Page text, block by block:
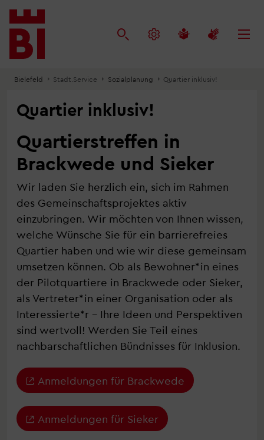
Inhalt
anspringen
Menü
anspringen
Suche
anspringen
Bielefeld Stadt.Service Sozialplanung Quartier inklusiv!
Quartier inklusiv!
Quartierstreffen in
Brackwede und Sieker
Wir laden Sie herzlich ein, sich im Rahmen
des Gemeinschaftsprojektes aktiv
einzubringen. Wir möchten von Ihnen wissen,
welche Wünsche Sie für ein barrierefreies
Quartier haben und wie wir diese gemeinsam
umsetzen können. Ob als Bewohner*in eines
der Pilotquartiere in Brackwede oder Sieker,
als Vertreter*in einer Organisation oder als
Interessierte*r – Ihre Ideen und Perspektiven
sind wertvoll! Werden Sie Teil eines
nachbarschaftlichen Bündnisses für Inklusion.
Anmeldungen für Brackwede
Anmeldungen für Sieker